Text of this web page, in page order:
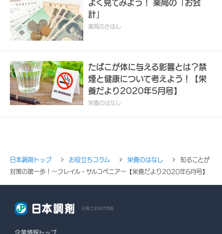
よく見てみよう！ 薬局の「お会
計」
薬局のきほん
たばこが体に与える影響とは？禁
煙と健康について考えよう！【栄
養だより2020年5月号】
栄養のはなし
日本調剤トップ お役立ちコラム 栄養のはなし
知ることが
対策の第一歩！～フレイル・サルコペニア～【栄養だより2020年6月号】
お客さま向け情報
企業情報トップ